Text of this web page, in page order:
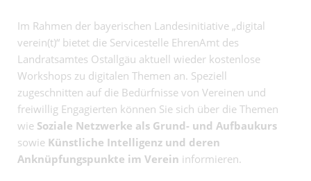
Im Rahmen der bayerischen Landesinitiative „digital
verein(t)“ bietet die Servicestelle EhrenAmt des
Landratsamtes Ostallgäu aktuell wieder kostenlose
Workshops zu digitalen Themen an. Speziell
zugeschnitten auf die Bedürfnisse von Vereinen und
freiwillig Engagierten können Sie sich über die Themen
wie Soziale Netzwerke als Grund- und Aufbaukurs
sowie Künstliche Intelligenz und deren
Anknüpfungspunkte im Verein informieren.